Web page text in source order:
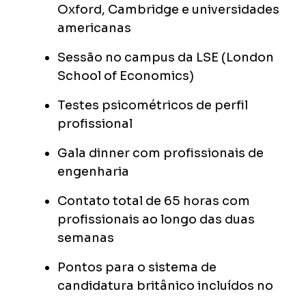
Oxford, Cambridge e universidades
americanas
Sessão no campus da LSE (London
School of Economics)
Testes psicométricos de perfil
profissional
Gala dinner com profissionais de
engenharia
Contato total de 65 horas com
profissionais ao longo das duas
semanas
Pontos para o sistema de
candidatura britânico incluídos no